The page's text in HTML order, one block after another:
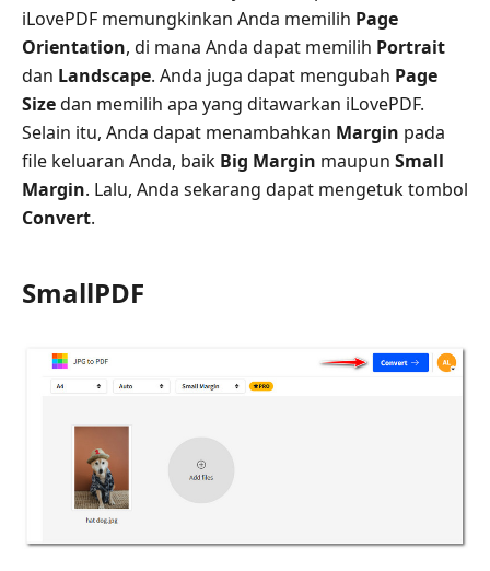
iLovePDF memungkinkan Anda memilih Page
Orientation, di mana Anda dapat memilih Portrait
dan Landscape. Anda juga dapat mengubah Page
Sizedan memilih apa yang ditawarkan iLovePDF.
Selain itu, Anda dapat menambahkan Margin pada
file keluaran Anda, baik Big Margin maupun Small
Margin. Lalu, Anda sekarang dapat mengetuk tombol
Convert.
SmallPDF